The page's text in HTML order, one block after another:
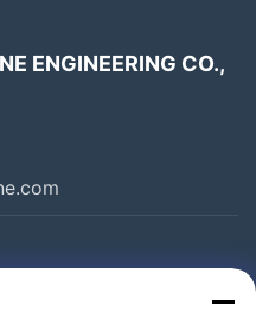
ENGINEERING CO.,